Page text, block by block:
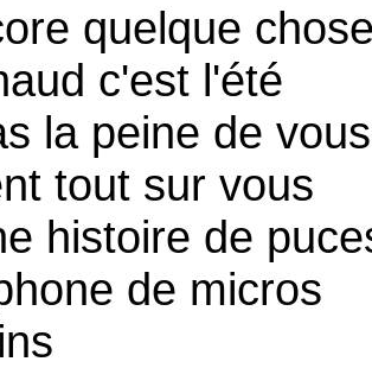
quelque
c'est l'été
la peine de
tout sur vous
histoire de
de micros